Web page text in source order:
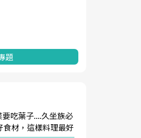
題
吃葉子....久坐族必
材，這樣料理最好